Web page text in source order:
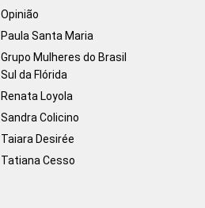
Opinião
Paula Santa Maria
Grupo Mulheres do Brasil
Sul da Flórida
Renata Loyola
Sandra Colicino
Taiara Desirée
Tatiana Cesso